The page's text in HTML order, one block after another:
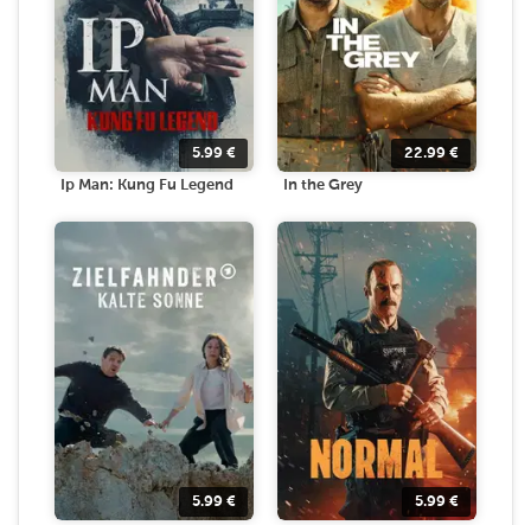
5.99 €
Ip Man: Kung Fu Legend
22.99 €
In the Grey
5.99 € 5.99 €